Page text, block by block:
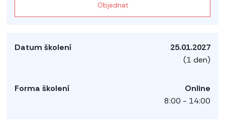
Objednat
25.01.2027
(1 den)
Online
8:00 - 14:00